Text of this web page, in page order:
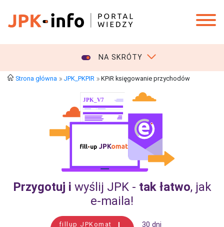
NA SKRÓTY
Strona główna JPK_PKPIR KPiR księgowanie przychodów
Przygotuj i wyślij JPK - tak łatwo, jak
e‑maila!
fillup JPKomat
30 dni